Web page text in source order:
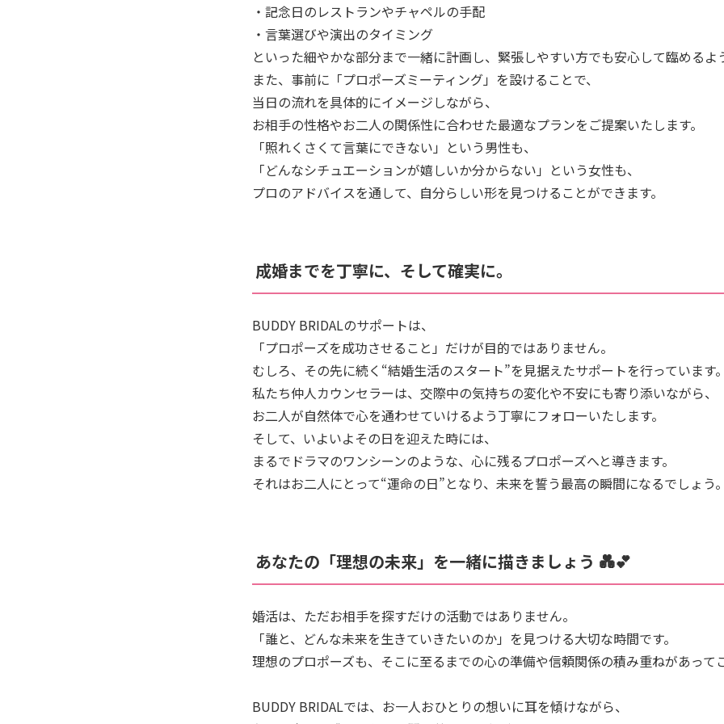
・記念日のレストランやチャペルの手配
・言葉選びや演出のタイミング
といった細やかな部分まで一緒に計画し、緊張しやすい方でも安心して臨めるよ
また、事前に「プロポーズミーティング」を設けることで、
当日の流れを具体的にイメージしながら、
お相手の性格やお二人の関係性に合わせた最適なプランをご提案いたします。
「照れくさくて言葉にできない」という男性も、
「どんなシチュエーションが嬉しいか分からない」という女性も、
プロのアドバイスを通して、自分らしい形を見つけることができます。
成婚までを丁寧に、そして確実に。
BUDDY BRIDALのサポートは、
「プロポーズを成功させること」だけが目的ではありません。
むしろ、その先に続く“結婚生活のスタート”を見据えたサポートを行っています。
私たち仲人カウンセラーは、交際中の気持ちの変化や不安にも寄り添いながら、
お二人が自然体で心を通わせていけるよう丁寧にフォローいたします。
そして、いよいよその日を迎えた時には、
まるでドラマのワンシーンのような、心に残るプロポーズへと導きます。
それはお二人にとって“運命の日”となり、未来を誓う最高の瞬間になるでしょう。
あなたの「理想の未来」を一緒に描きましょう 💑💕
婚活は、ただお相手を探すだけの活動ではありません。
「誰と、どんな未来を生きていきたいのか」を見つける大切な時間です。
理想のプロポーズも、そこに至るまでの心の準備や信頼関係の積み重ねがあって
BUDDY BRIDALでは、お一人おひとりの想いに耳を傾けながら、